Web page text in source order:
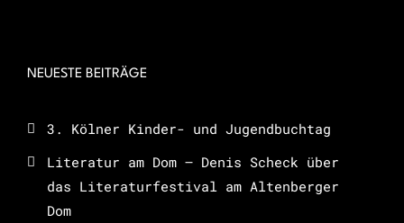
NEUESTE BEITRÄGE
3. Kölner Kinder- und Jugendbuchtag
Literatur am Dom – Denis Scheck über
das Literaturfestival am Altenberger
Dom